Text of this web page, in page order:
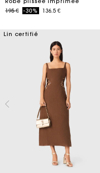
Price reduced from
195 €to-30% 136.5 €
Lin certifié